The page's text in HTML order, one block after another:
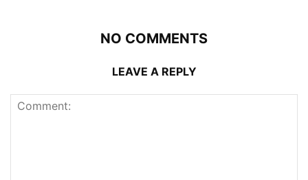
NO COMMENTS
LEAVE A REPLY